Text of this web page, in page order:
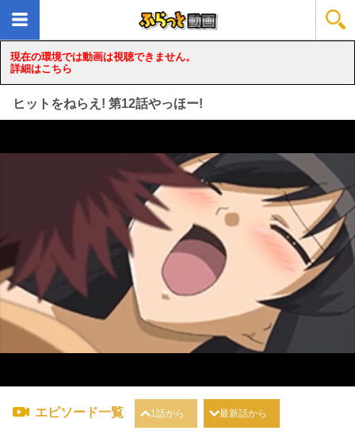
現在の環境では動画は視聴できません。
詳細はこちら
ヒットをねらえ! 第12話やっほー!
loading...
エピソード一覧 1話から 最新話から